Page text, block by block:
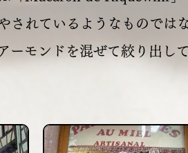
されているようなものでは
ーモンドを混ぜて絞り出し